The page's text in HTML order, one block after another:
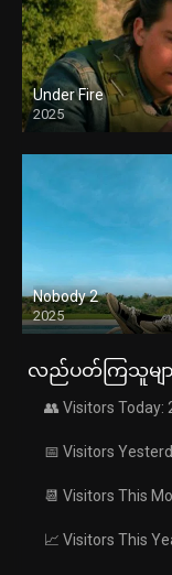
Under Fire
2025
Nobody 2
2025
လည်ပတ်ကြသူမျာ
👥 Visitors Today:
📅 Visitors
📆 Visitors This
📈 Visitors This